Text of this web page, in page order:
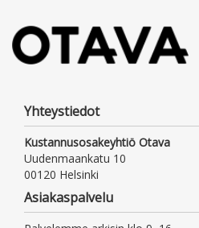
Yhteystiedot
Kustannusosakeyhtiö Otava
Uudenmaankatu 10
00120 Helsinki
Asiakaspalvelu